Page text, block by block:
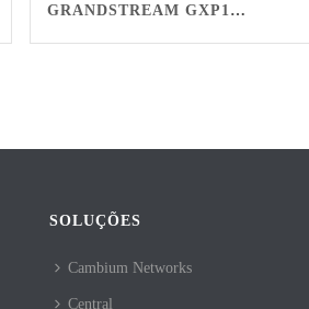
GRANDSTREAM GXP1625 BR
SOLUÇÕES
Cambium Networks
Central